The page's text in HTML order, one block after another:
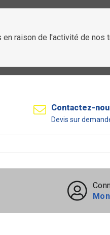
raison de l'activité de
Contactez-
Devis sur